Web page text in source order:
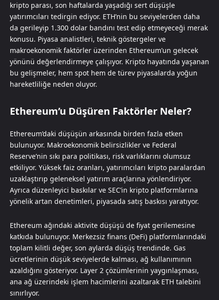
kripto parası, son haftalarda yaşadığı sert düşüşle
yatırımcıları tedirgin ediyor. ETH’nin bu seviyelerden daha
da gerileyip 1.300 dolar bandını test edip etmeyeceği merak
konusu. Piyasa analistleri, teknik göstergeler ve
makroekonomik faktörler üzerinden Ethereum’un gelecek
yönünü değerlendirmeye çalışıyor. Kripto hayatında yaşanan
bu gelişmeler, hem spot hem de türev piyasalarda yoğun
hareketliliğe neden oluyor.
Ethereum’u Düşüren Faktörler Neler?
Ethereum’daki düşüşün arkasında birden fazla etken
bulunuyor. Makroekonomik belirsizlikler ve Federal
Reserve’nin sıkı para politikası, risk varlıklarını olumsuz
etkiliyor. Yüksek faiz oranları, yatırımcıları kripto paralardan
uzaklaştırıp geleneksel yatırım araçlarına yönlendiriyor.
Ayrıca düzenleyici baskılar ve SEC’in kripto platformlarına
yönelik artan denetimleri, piyasada satış baskısı yaratıyor.
Ethereum ağındaki aktivite düşüşü de fiyat gerilemesine
katkıda bulunuyor. Merkezsiz finans (DeFi) platformlarındaki
toplam kilitli değer, son aylarda düşüş trendinde. Gas
ücretlerinin düşük seviyelerde kalması, ağ kullanımının
azaldığını gösteriyor. Layer 2 çözümlerinin yaygınlaşması,
ana ağ üzerindeki işlem hacimlerini azaltarak ETH talebini
sınırlıyor.